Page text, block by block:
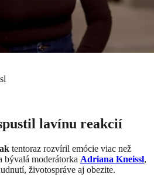
lavínu reakcií
tentoraz rozvíril emócie viac než
bývalá moderátorka Adriana Kneissl,
životospráve aj obezite.